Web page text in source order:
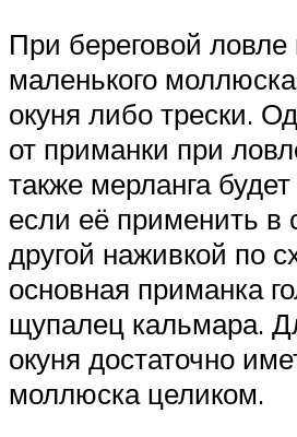
При береговой ловле
маленького
окуня либо трески.
от приманки при
также мерланга
если её применить в
другой наживкой по
основная приманка
щупалец кальмара.
окуня достаточно
моллюска целиком.